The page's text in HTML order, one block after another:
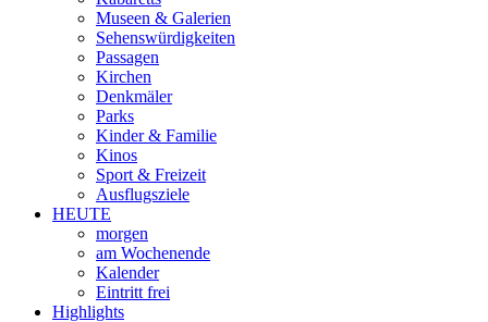
Museen & Galerien
Sehenswürdigkeiten
Passagen
Kirchen
Denkmäler
Parks
Kinder & Familie
Kinos
Sport & Freizeit
Ausflugsziele
HEUTE
morgen
am Wochenende
Kalender
Eintritt frei
Highlights